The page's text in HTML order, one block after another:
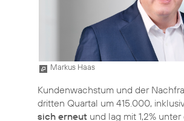
Markus Haas
Kundenwachstum und der
dritten Quartal um 415.000,
sich erneut und lag mit 1,2%